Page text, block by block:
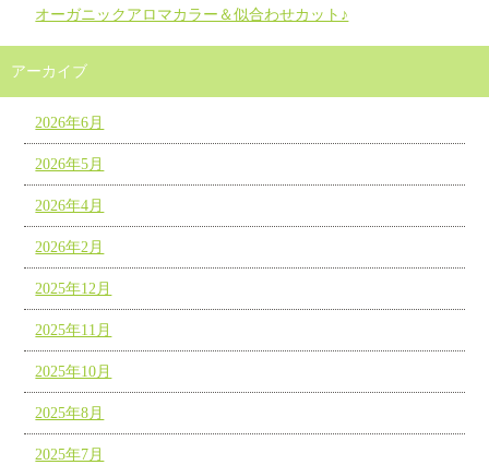
オーガニックアロマカラー＆似合わせカット♪
アーカイブ
2026年6月
2026年5月
2026年4月
2026年2月
2025年12月
2025年11月
2025年10月
2025年8月
2025年7月